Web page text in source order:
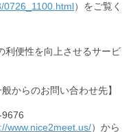
0726_1100.html）をご覧く
利便性を向上させるサービ
からのお問い合わせ先】
9676
www.nice2meet.us/）から